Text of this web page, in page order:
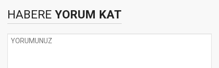
HABERE YORUM KAT